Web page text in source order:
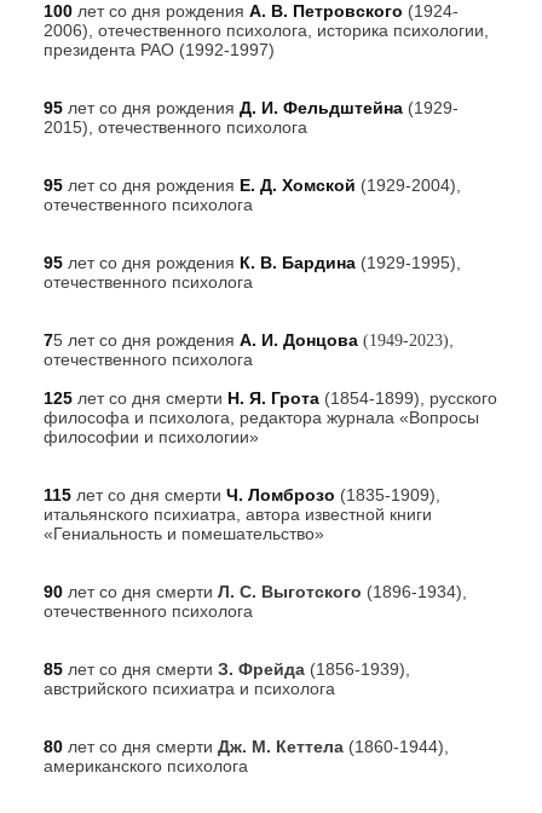
100лет со дня рождения А. В. Петровского (1924-
2006), отечественного психолога, историка психологии,
президента РАО (1992-1997)
95 лет со дня рождения Д. И. Фельдштейна(1929-
2015), отечественного психолога
95 лет со дня рождения Е. Д. Хомской (1929-2004),
отечественного психолога
95 лет со дня рождения К. В. Бардина(1929-1995),
отечественного психолога
75 лет со дня рождения А. И. Донцова (1949-2023)
отечественного психолога
125лет со дня смерти Н. Я. Грота(1854-1899), русского
философа и психолога, редактора журнала «Вопросы
философии и психологии»
115 лет со дня смерти Ч. Ломброзо (1835-1909),
итальянского психиатра, автора известной книги
«Гениальность и помешательство»
90 лет со дня смерти Л. С. Выготского (1896-1934),
отечественного психолога
85 лет со дня смерти З. Фрейда (1856-1939),
австрийского психиатра и психолога
80 лет со дня смерти Дж. М. Кеттела (1860-1944),
американского психолога